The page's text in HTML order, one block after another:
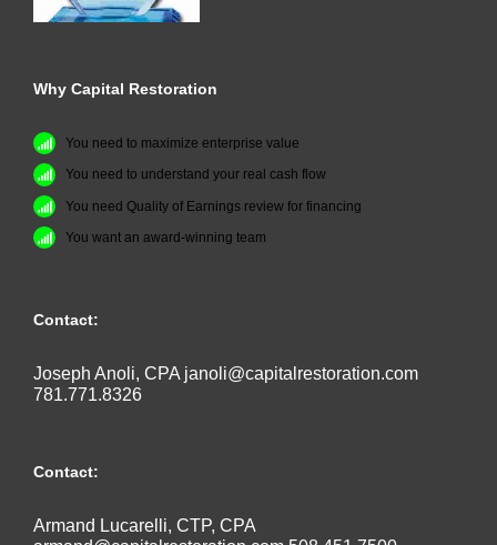
Why Capital Restoration
You need to maximize enterprise value
You need to understand your real cash flow
You need Quality of Earnings review for financing
You want an award-winning team
Contact:
Joseph Anoli, CPA janoli@capitalrestoration.com
781.771.8326
Contact:
Armand Lucarelli, CTP, CPA